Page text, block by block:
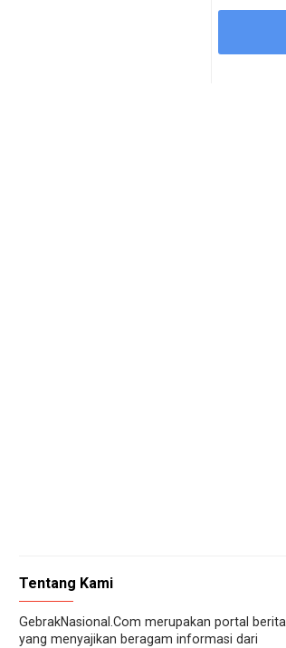
Tentang Kami
GebrakNasional.Com merupakan portal berita
yang menyajikan beragam informasi dari